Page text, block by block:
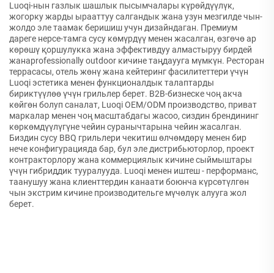
Luoqi-нын газлык шашлык пысымчалары күрөйдүүлүк,
жогорку жарды ырааттуу салгандык жана узун мезгилде чын-
жолдо эле таамак беришиш учун дизайндаган. Премиум
дареге нерсе-тамга сусу көмүрдүү менен жасалган, өзгөчө ар
көрөшү қоршулукка жана эффективдуу алмастыруу бирдей
жанаprofessionally outdoor кичине таңдаууга мүмкүн. Ресторан
террасасы, отель жөнү жана кейтеринг фасилитеттери үчүн
Luoqi эстетика менен функционалдык талаптарды
бириктүүлөө үчүн грильлер берет. B2B-бизнеске чоң акча
көйгөн болуп саналат, Luoqi OEM/ODM производство, приват
маркалар менен чоң масштабдагы жасоо, сиздин брендининг
көркөмдүүлүгүне чейин суранычтарына чейин жасалган.
Биздин сусу BBQ грильлери чекитиш өлчөмдөрү менен бир
нече конфигурацияда бар, бул эле дистрибьюторлор, проект
контракторлору жана коммерциялык кичине сыймыштары
үчүн гибриддик тууралууда. Luoqi менен иштеш - перформанс,
таанушуу жана клиенттердин канаати боюнча күрсөтүлгөн
чын экстрим кичине производительге мүчөлүк алууга жол
берет.